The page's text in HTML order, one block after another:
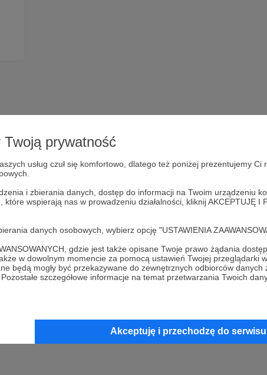
Twoją prywatność
usług czuł się komfortowo, dlatego też poniżej prezentujemy Ci
i zbierania danych, dostęp do informacji na Twoim urządzeniu
wspierają nas w prowadzeniu działalności, kliknij AKCEPTUJĘ I
danych osobowych, wybierz opcję "USTAWIENIA
gdzie jest także opisane Twoje prawo żądania
w dowolnym momencie za pomocą ustawień Twojej przeglądarki
będą mogły być przekazywane do zewnętrznych odbiorców danych
szczegółowe informacje na temat przetwarzania Twoich
Akceptuję i przechodzę do serwisu
AutoraLIMBOSKIjuż teraz!
Patronem